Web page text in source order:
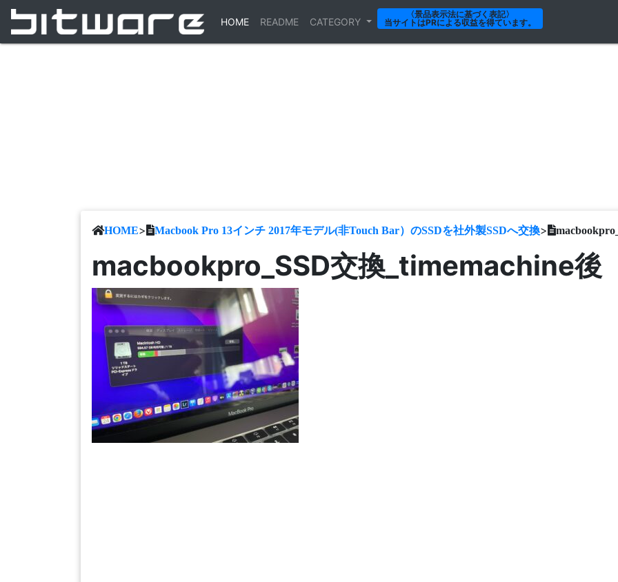
HOME(CURRENT)
README CATEGORY
〈景品表示法に基づく表記〉
当サイトはPRによる収益を得ています。
HOME> Macbook Pro 13インチ 2017年モデル(非Touch Bar）のSSDを社外製SSDへ交換>
macbookpro_SSD交換_timemachine後